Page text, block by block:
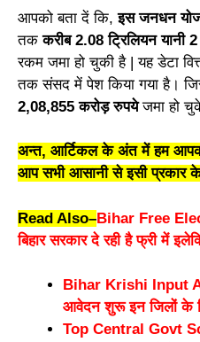
आपको बता दें कि, इस जनधन
तककरीब 2.08 ट्रिलियन यानी
रकम जमा हो चुकी है | यह डेटा
तक संसद में पेश किया गया है।
2,08,855 करोड़ रुपयेजमा हो
अन्त, आर्टिकल के अंत में हम
आप सभी आसानी से इसी प्रकार
Read Also–Bihar Free
बिहार सरकार दे रही है फ्री में
Bihar Krishi Input
आवेदन शुरू इन जिलों के
Top Central Govt